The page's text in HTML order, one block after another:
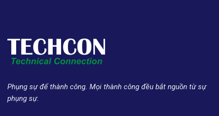
Phụng sự để thành công. Mọi thành công đều bắt nguồn từ sự
phụng sự.